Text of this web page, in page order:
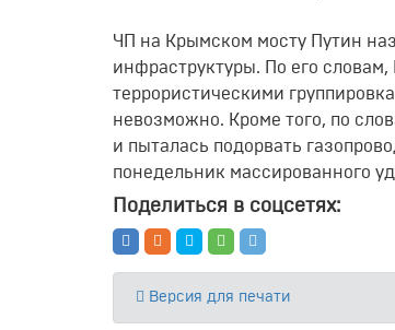
ЧП на Крымском мосту Путин
инфраструктуры. По его
террористическими
невозможно. Кроме того, по
и пыталась подорвать
понедельник массированного
Поделиться в соцсетях:
Версия для печати